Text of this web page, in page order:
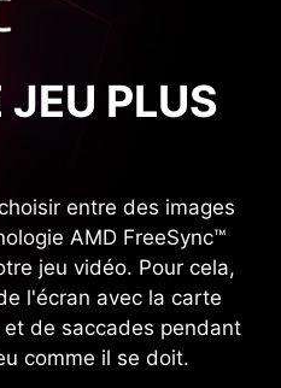
JEU PLUS
entre des images
AMD FreeSync™
jeu vidéo. Pour cela,
l'écran avec la carte
de saccades pendant
comme il se doit.